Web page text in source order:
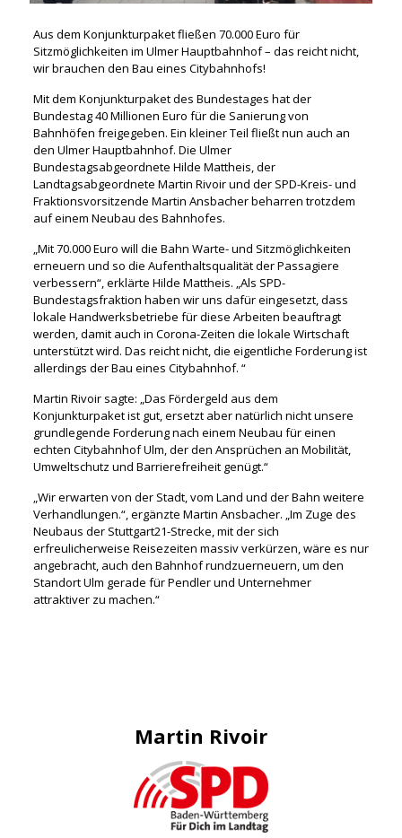
Aus dem Konjunkturpaket fließen 70.000 Euro für
Sitzmöglichkeiten im Ulmer Hauptbahnhof – das reicht nicht,
wir brauchen den Bau eines Citybahnhofs!
Mit dem Konjunkturpaket des Bundestages hat der
Bundestag 40 Millionen Euro für die Sanierung von
Bahnhöfen freigegeben. Ein kleiner Teil fließt nun auch an
den Ulmer Hauptbahnhof. Die Ulmer
Bundestagsabgeordnete Hilde Mattheis, der
Landtagsabgeordnete Martin Rivoir und der SPD-Kreis- und
Fraktionsvorsitzende Martin Ansbacher beharren trotzdem
auf einem Neubau des Bahnhofes.
„Mit 70.000 Euro will die Bahn Warte- und Sitzmöglichkeiten
erneuern und so die Aufenthaltsqualität der Passagiere
verbessern“, erklärte Hilde Mattheis. „Als SPD-
Bundestagsfraktion haben wir uns dafür eingesetzt, dass
lokale Handwerksbetriebe für diese Arbeiten beauftragt
werden, damit auch in Corona-Zeiten die lokale Wirtschaft
unterstützt wird. Das reicht nicht, die eigentliche Forderung ist
allerdings der Bau eines Citybahnhof. “
Martin Rivoir sagte: „Das Fördergeld aus dem
Konjunkturpaket ist gut, ersetzt aber natürlich nicht unsere
grundlegende Forderung nach einem Neubau für einen
echten Citybahnhof Ulm, der den Ansprüchen an Mobilität,
Umweltschutz und Barrierefreiheit genügt.“
„Wir erwarten von der Stadt, vom Land und der Bahn weitere
Verhandlungen.“, ergänzte Martin Ansbacher. „Im Zuge des
Neubaus der Stuttgart21-Strecke, mit der sich
erfreulicherweise Reisezeiten massiv verkürzen, wäre es nur
angebracht, auch den Bahnhof rundzuerneuern, um den
Standort Ulm gerade für Pendler und Unternehmer
attraktiver zu machen.“
Martin Rivoir